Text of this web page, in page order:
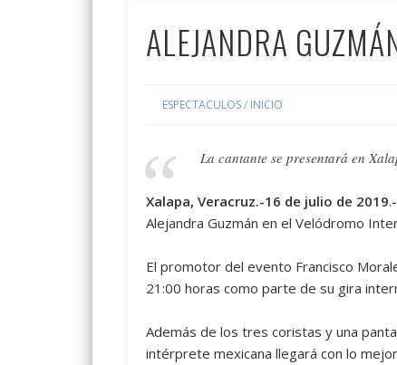
ALEJANDRA
ESPECTACULOS/ INICIO
La cantante se presentará en
Xalapa, Veracruz.-16 de julio de 2019
Alejandra Guzmán en el Velódromo
El promotor del evento Francisco
21:00 horas como parte de su gira
Además de los tres coristas y una
intérprete mexicana llegará con lo